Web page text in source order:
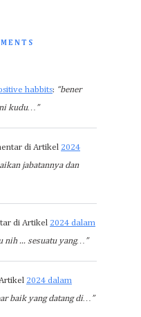
habbits: “bener
kudu…”
di Artikel 2024
jabatannya dan
di Artikel 2024 dalam
nih ... sesuatu yang…”
2024 dalam
baik yang datang di…”